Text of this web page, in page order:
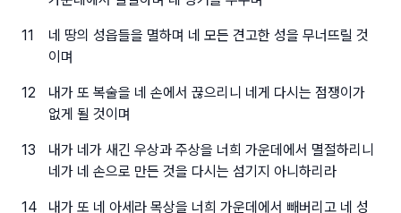
11
네 땅의 성읍들을 멸하며 네 모든 견고한 성을 무너뜨릴 것
이며
12
내가 또 복술을 네 손에서 끊으리니 네게 다시는 점쟁이가
없게 될 것이며
13
내가 네가 새긴 우상과 주상을 너희 가운데에서 멸절하리니
네가 네 손으로 만든 것을 다시는 섬기지 아니하리라
14 내가 또 네 아세라 목상을 너희 가운데에서 빼버리고 네 성